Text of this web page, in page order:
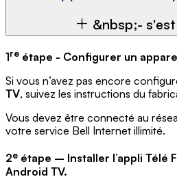
&nbsp;-
1re étape - Configurer un
Si vous n’avez pas encore
TV, suivez les instructions du
Vous devez être connecté au
votre service Bell Internet illimité.
2e étape – Installer l’appli Télé
Android TV.